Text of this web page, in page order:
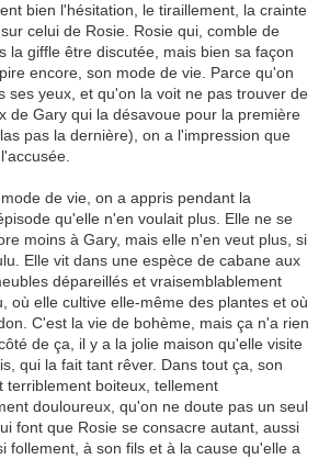
bien l'hésitation, le tiraillement, la crainte
celui de Rosie. Rosie qui, comble de
la giffle être discutée, mais bien sa façon
encore, son mode de vie. Parce qu'on
ses yeux, et qu'on la voit ne pas trouver de
de Gary qui la désavoue pour la première
pas la dernière), on a l'impression que
de vie, on a appris pendant la
qu'elle n'en voulait plus. Elle ne se
moins à Gary, mais elle n'en veut plus, si
Elle vit dans une espèce de cabane aux
dépareillés et vraisemblablement
où elle cultive elle-même des plantes et où
C'est la vie de bohème, mais ça n'a rien
de ça, il y a la jolie maison qu'elle visite
qui la fait tant rêver. Dans tout ça, son
terriblement boiteux, tellement
douloureux, qu'on ne doute pas un seul
font que Rosie se consacre autant, aussi
follement, à son fils et à la cause qu'elle a